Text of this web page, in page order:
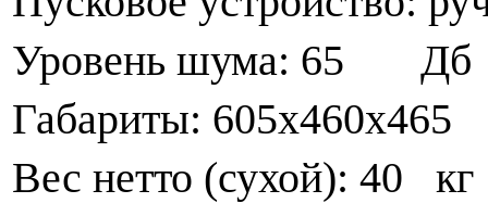
Уровень шума: 65 Дб
Габариты: 605x460x
Вес нетто (сухой): 40 кг